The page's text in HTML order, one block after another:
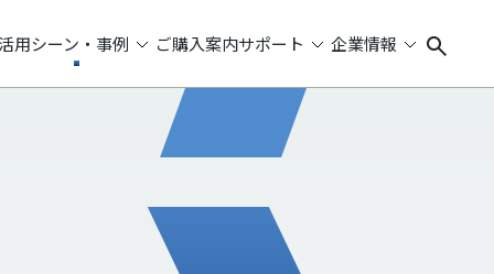
用シーン・事例 ご購入案内サポート 企業情報